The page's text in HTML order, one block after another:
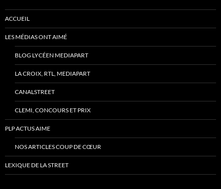
ACCUEIL
LES MÉDIAS ONT AIMÉ
BLOG LYCÉEN MEDIAPART
LA CROIX, RTL, MEDIAPART
CANALSTREET
CLEMI, CONCOURS ET PRIX
PLP ACTUS AIME
NOS ARTICLES COUP DE CŒUR
LEXIQUE DE LA STREET